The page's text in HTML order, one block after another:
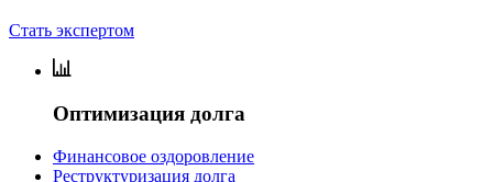
Стать экспертом
Оптимизация долга
Финансовое оздоровление
Реструктуризация долга